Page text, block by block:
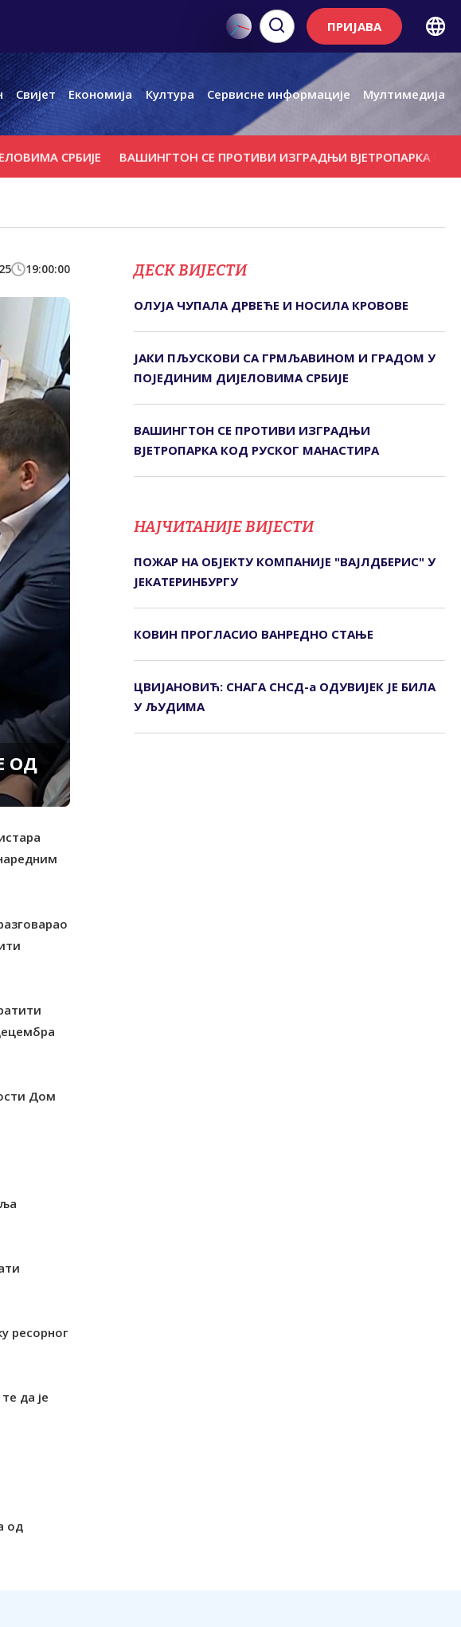
ПРИЈАВА
Свијет Економија Култура Сервисне информације Мултимедија
СРБИЈЕ ВАШИНГТОН СЕ ПРОТИВИ ИЗГРАДЊИ ВЈЕТРОПАРКА КОД
19:00:00
ОД
Дом
ресорног
да је
од
ДЕСК ВИЈЕСТИ
ОЛУЈА ЧУПАЛА ДРВЕЋЕ И НОСИЛА КРОВОВЕ
ЈАКИ ПЉУСКОВИ СА ГРМЉАВИНОМ И ГРАДОМ У
ПОЈЕДИНИМ ДИЈЕЛОВИМА СРБИЈЕ
ВАШИНГТОН СЕ ПРОТИВИ ИЗГРАДЊИ
ВЈЕТРОПАРКА КОД РУСКОГ МАНАСТИРА
НАЈЧИТАНИЈЕ ВИЈЕСТИ
ПОЖАР НА ОБЈЕКТУ КОМПАНИЈЕ "ВАЈЛДБЕРИС" У
ЈЕКАТЕРИНБУРГУ
КОВИН ПРОГЛАСИО ВАНРЕДНО СТАЊЕ
ЦВИЈАНОВИЋ: СНАГА СНСД-а ОДУВИЈЕК ЈЕ БИЛА
У ЉУДИМА